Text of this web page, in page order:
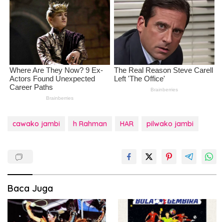
cawako jambi h Rahman HAR pilwako jambi
Baca Juga